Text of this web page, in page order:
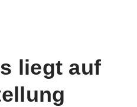
liegt auf